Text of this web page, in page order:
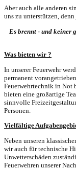
Aber auch alle anderen
uns zu unterstützen,
Es brennt - und keiner
Was bieten wir ?
In unserer Feuerwehr
permanent
Feuerwehrtechnik in Not
bieten eine großartige
sinnvolle
Personen.
Vielfältige
Neben unseren
wir auch für technische
Unwetterschäden
Feuerwehren unserer